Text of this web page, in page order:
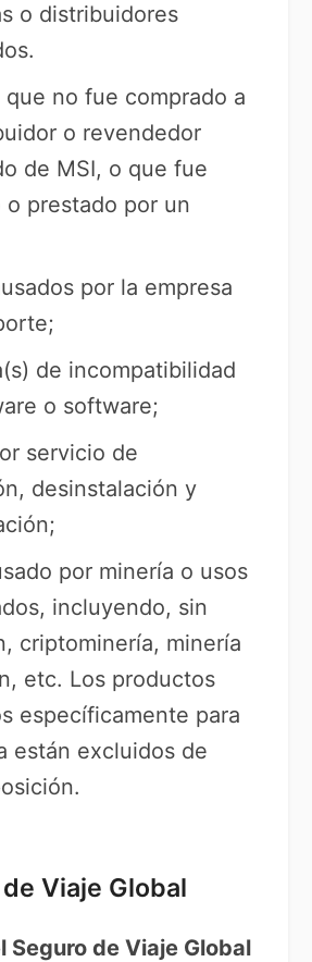
o distribuidores
que no fue comprado a
o revendedor
de MSI, o que fue
o prestado por un
por la empresa
de incompatibilidad
o software;
servicio de
desinstalación y
por minería o usos
incluyendo, sin
criptominería, minería
etc. Los productos
específicamente para
están excluidos de
Viaje Global
Seguro de Viaje Global